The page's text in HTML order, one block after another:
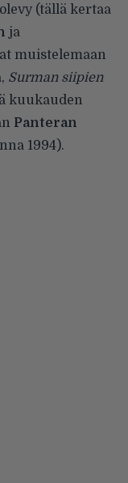
(tällä kertaa
ja
muistelemaan
Surman siipien
kuukauden
Panteran
1994).